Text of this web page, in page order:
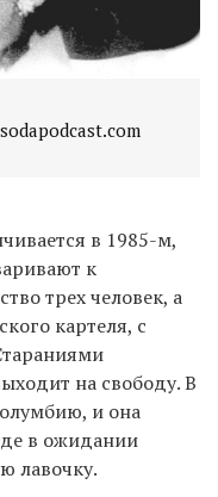
в 1985-м,
к
трех человек, а
картеля, с
на свободу. В
и она
в ожидании
лавочку.